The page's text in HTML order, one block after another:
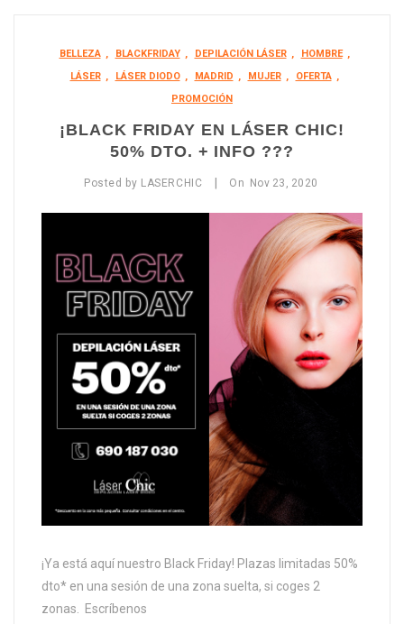
BELLEZA , BLACKFRIDAY , DEPILACIÓN LÁSER , HOMBRE ,
LÁSER , LÁSER DIODO , MADRID , MUJER , OFERTA ,
PROMOCIÓN
¡BLACK FRIDAY EN LÁSER CHIC!
50% DTO. + INFO ???
Posted by LASERCHIC On Nov 23, 2020
¡Ya está aquí nuestro Black Friday! Plazas limitadas 50%
dto* en una sesión de una zona suelta, si coges 2
zonas. Escríbenos